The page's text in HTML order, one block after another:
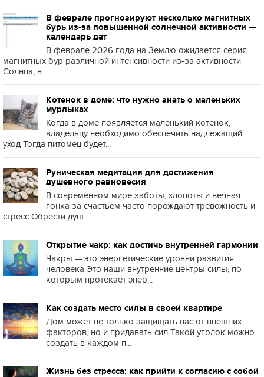
В феврале прогнозируют несколько магнитных
бурь из-за повышенной солнечной активности —
календарь дат
В феврале 2026 года на Землю ожидается серия
магнитных бур различной интенсивности из-за активности
Солнца, в ...
Котенок в доме: что нужно знать о маленьких
мурлыках
Когда в доме появляется маленький котенок,
владельцу необходимо обеспечить надлежащий
уход Тогда питомец будет...
Руническая медитация для достижения
душевного равновесия
В современном мире заботы, хлопоты и вечная
гонка за счастьем часто порождают тревожность и
стресс Обрести душ...
Открытие чакр: как достичь внутренней гармонии
Чакры — это энергетические уровни развития
человека Это наши внутренние центры силы, по
которым протекает энер...
Как создать место силы в своей квартире
Дом может не только защищать нас от внешних
факторов, но и придавать сил Такой уголок можно
создать в каждом п...
Жизнь без стресса: как прийти к согласию с собой